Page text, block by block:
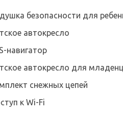
безопасности для
автокресло
навигатор
автокресло для
снежных цепей
к Wi-Fi